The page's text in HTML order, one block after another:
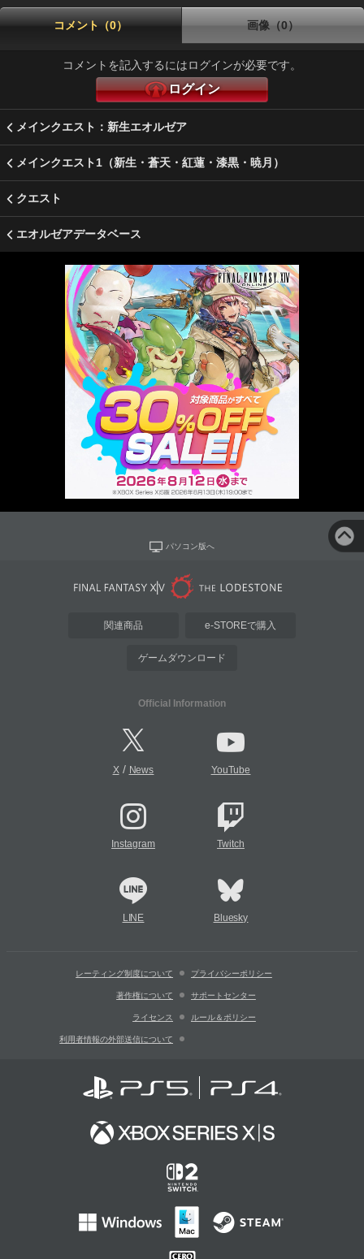
コメント（0） 画像（0）
コメントを記入するにはログインが必要です。
ログイン
メインクエスト：新生エオルゼア
メインクエスト1（新生・蒼天・紅蓮・漆黒・暁月）
クエスト
エオルゼアデータベース
パソコン版へ
関連商品 e-STOREで購入
ゲームダウンロード
Official Information
X/ News YouTube
Instagram Twitch
LINE Bluesky
レーティング制度について プライバシーポリシー
著作権について サポートセンター
ライセンス ルール＆ポリシー
利用者情報の外部送信について